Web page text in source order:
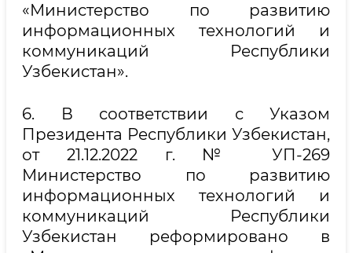
«Министерство по развитию
информационных технологий и
коммуникаций Республики
Узбекистан».
6. В соответствии с Указом
Президента Республики Узбекистан,
от 21.12.2022 г. № УП-269
Министерство по развитию
информационных технологий и
коммуникаций Республики
Узбекистан реформировано в